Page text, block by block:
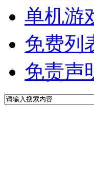
单机游
免费列
免责声